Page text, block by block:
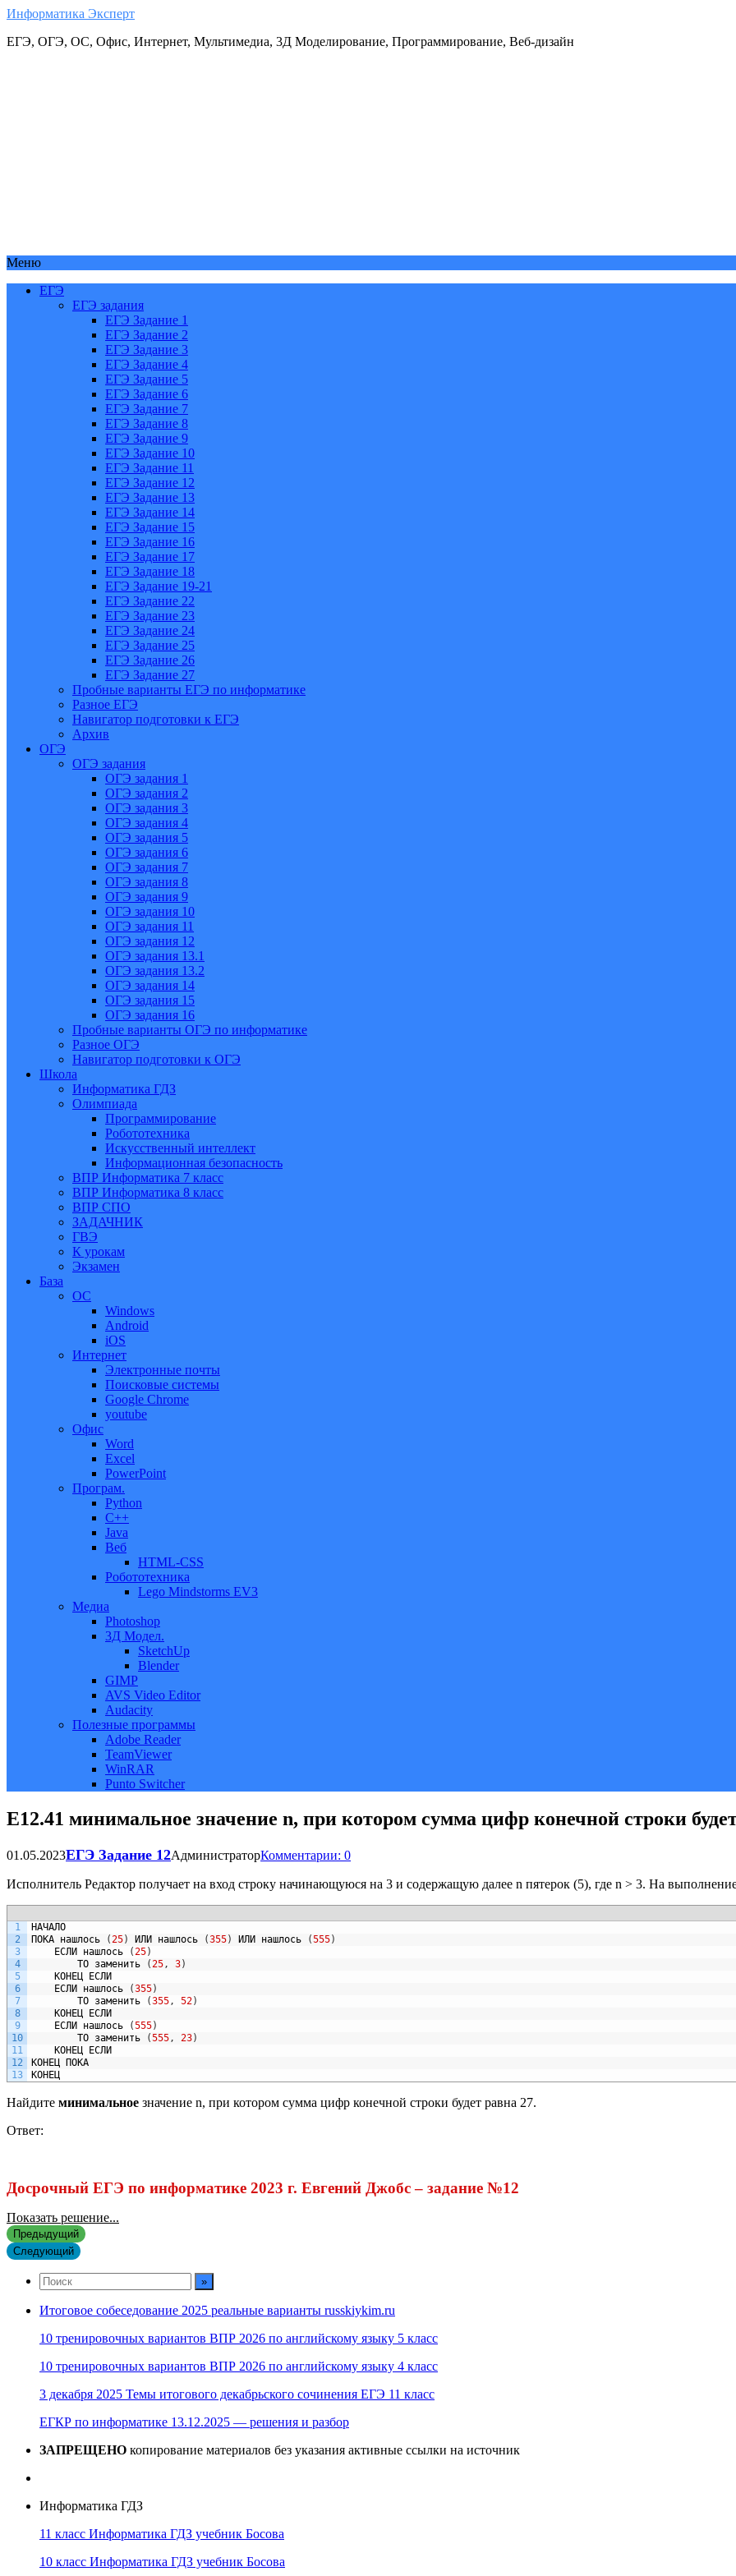
Информатика Эксперт
ЕГЭ, ОГЭ, ОС, Офис, Интернет, Мультимедиа, 3Д Моделирование, Программирование, Веб-дизайн
Меню
ЕГЭ
ЕГЭ задания
ЕГЭ Задание 1
ЕГЭ Задание 2
ЕГЭ Задание 3
ЕГЭ Задание 4
ЕГЭ Задание 5
ЕГЭ Задание 6
ЕГЭ Задание 7
ЕГЭ Задание 8
ЕГЭ Задание 9
ЕГЭ Задание 10
ЕГЭ Задание 11
ЕГЭ Задание 12
ЕГЭ Задание 13
ЕГЭ Задание 14
ЕГЭ Задание 15
ЕГЭ Задание 16
ЕГЭ Задание 17
ЕГЭ Задание 18
ЕГЭ Задание 19-21
ЕГЭ Задание 22
ЕГЭ Задание 23
ЕГЭ Задание 24
ЕГЭ Задание 25
ЕГЭ Задание 26
ЕГЭ Задание 27
Пробные варианты ЕГЭ по информатике
Разное ЕГЭ
Навигатор подготовки к ЕГЭ
Архив
ОГЭ
ОГЭ задания
ОГЭ задания 1
ОГЭ задания 2
ОГЭ задания 3
ОГЭ задания 4
ОГЭ задания 5
ОГЭ задания 6
ОГЭ задания 7
ОГЭ задания 8
ОГЭ задания 9
ОГЭ задания 10
ОГЭ задания 11
ОГЭ задания 12
ОГЭ задания 13.1
ОГЭ задания 13.2
ОГЭ задания 14
ОГЭ задания 15
ОГЭ задания 16
Пробные варианты ОГЭ по информатике
Разное ОГЭ
Навигатор подготовки к ОГЭ
Школа
Информатика ГДЗ
Олимпиада
Программирование
Робототехника
Искусственный интеллект
Информационная безопасность
ВПР Информатика 7 класс
ВПР Информатика 8 класс
ВПР СПО
ЗАДАЧНИК
ГВЭ
К урокам
Экзамен
База
ОС
Windows
Android
iOS
Интернет
Электронные почты
Поисковые системы
Google Chrome
youtube
Офис
Word
Excel
PowerPoint
Програм.
Python
C++
Java
Веб
HTML-CSS
Робототехника
Lego Mindstorms EV3
Медиа
Photoshop
3Д Модел.
SketchUp
Blender
GIMP
AVS Video Editor
Audacity
Полезные программы
Adobe Reader
TeamViewer
WinRAR
Punto Switcher
Е12.41 минимальное значение n, при котором сумма цифр конечной строки
01.05.2023ЕГЭ Задание 12АдминистраторКомментарии: 0
Исполнитель Редактор получает на вход строку начинающуюся на 3 и содержащую далее n пятерок (5), где n > 3. На
1
2
3
4
5
6
7
8
9
10
11
12
13
НАЧАЛО
ПОКА нашлось (25) ИЛИ нашлось (355) ИЛИ нашлось (555)
ЕСЛИ нашлось (25)
ТО заменить (25, 3)
КОНЕЦ ЕСЛИ
ЕСЛИ нашлось (355)
ТО заменить (355, 52)
КОНЕЦ ЕСЛИ
ЕСЛИ нашлось (555)
ТО заменить (555, 23)
КОНЕЦ ЕСЛИ
КОНЕЦ ПОКА
КОНЕЦ
Найдите минимальное значение n, при котором сумма цифр конечной строки будет равна 27.
Ответ:
Досрочный ЕГЭ по информатике 2023 г. Евгений Джобс – задание №12
Показать решение...
Предыдущий
Следующий
Итоговое собеседование 2025 реальные варианты russkiykim.ru
10 тренировочных вариантов ВПР 2026 по английскому языку 5 класс
10 тренировочных вариантов ВПР 2026 по английскому языку 4 класс
3 декабря 2025 Темы итогового декабрьского сочинения ЕГЭ 11 класс
ЕГКР по информатике 13.12.2025 — решения и разбор
ЗАПРЕЩЕНО копирование материалов без указания активные ссылки на источник
Информатика ГДЗ
11 класс Информатика ГДЗ учебник Босова
10 класс Информатика ГДЗ учебник Босова